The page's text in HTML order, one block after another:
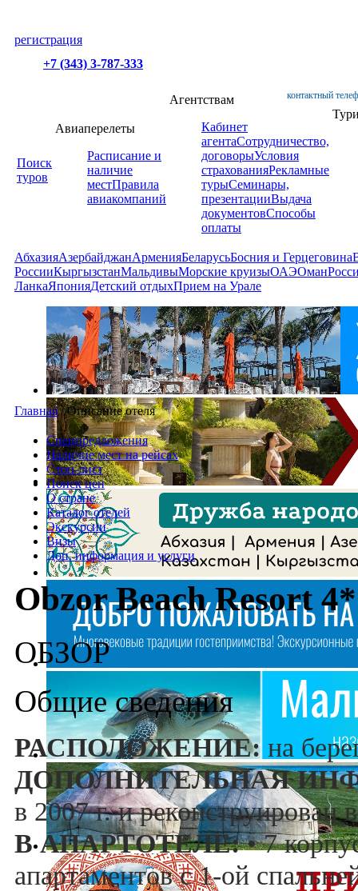
регистрация
+7 (343) 3-787-333
контактный
Поиск
туров
Авиаперелеты
Расписание и
наличие
местПравила
авиакомпаний
Агентствам
Кабинет
агентаСотрудничество,
договорыУсловия
страхованияРекламные
турыСеминары,
презентацииВыдача
документовСпособы
оплаты
АбхазияАзербайджанАрменияБеларусьБосния и Герцеговина
РоссииКыргызстанМальдивыМорские круизыОАЭОман
ЛанкаЯпонияДетский отдыхПрием на Урале
Главная /Описание отеля
Спецпредложения
Наличие мест на рейсах
Стоп-лист
Поиск цен
О стране
Каталог отелей
Экскурсии
Визы
Доп. информация и услуги
Obzor Beach Resort 4*
ОБЗОР
Общие сведения
РАСПОЛОЖЕНИЕ: на
ДОПОЛНИТЕЛЬНАЯ
в 2007 г. и реконструирован
В АПАРТОТЕЛЕ:• 7
апартаментов с 1-ой